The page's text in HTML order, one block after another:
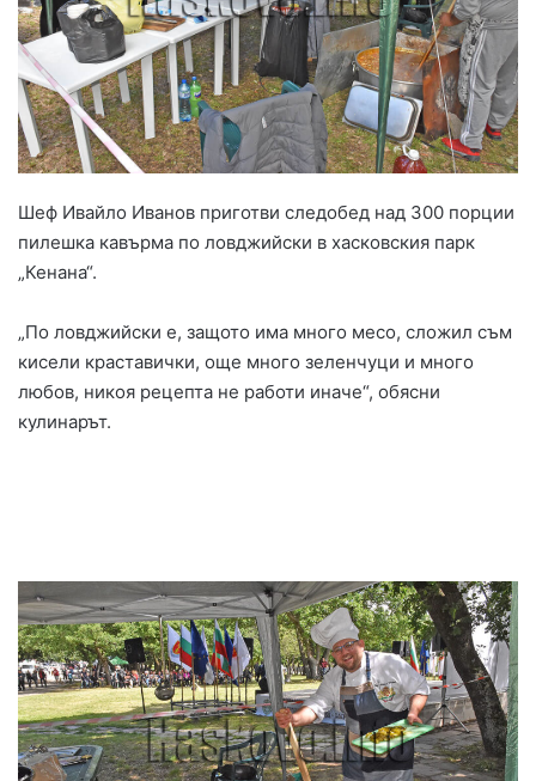
Шеф Ивайло Иванов приготви следобед над 300 порции
пилешка кавърма по ловджийски в хасковския парк
„Кенана“.
„По ловджийски е, защото има много месо, сложил съм
кисели краставички, още много зеленчуци и много
любов, никоя рецепта не работи иначе“, обясни
кулинарът.